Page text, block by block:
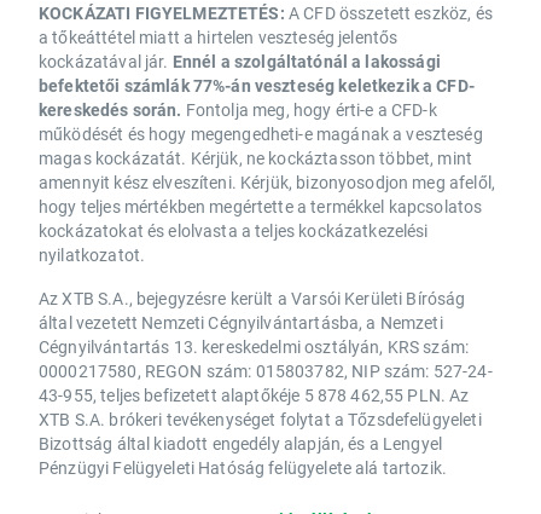
KOCKÁZATI FIGYELMEZTETÉS: A CFD összetett eszköz, és
a tőkeáttétel miatt a hirtelen veszteség jelentős
kockázatával jár. Ennél a szolgáltatónál a lakossági
befektetői számlák 77%-án veszteség keletkezik a CFD-
kereskedés során. Fontolja meg, hogy érti-e a CFD-k
működését és hogy megengedheti-e magának a veszteség
magas kockázatát. Kérjük, ne kockáztasson többet, mint
amennyit kész elveszíteni. Kérjük, bizonyosodjon meg afelől,
hogy teljes mértékben megértette a termékkel kapcsolatos
kockázatokat és elolvasta a teljes kockázatkezelési
nyilatkozatot.
Az XTB S.A., bejegyzésre került a Varsói Kerületi Bíróság
által vezetett Nemzeti Cégnyilvántartásba, a Nemzeti
Cégnyilvántartás 13. kereskedelmi osztályán, KRS szám:
0000217580, REGON szám: 015803782, NIP szám: 527-24-
43-955, teljes befizetett alaptőkéje 5 878 462,55 PLN. Az
XTB S.A. brókeri tevékenységet folytat a Tőzsdefelügyeleti
Bizottság által kiadott engedély alapján, és a Lengyel
Pénzügyi Felügyeleti Hatóság felügyelete alá tartozik.